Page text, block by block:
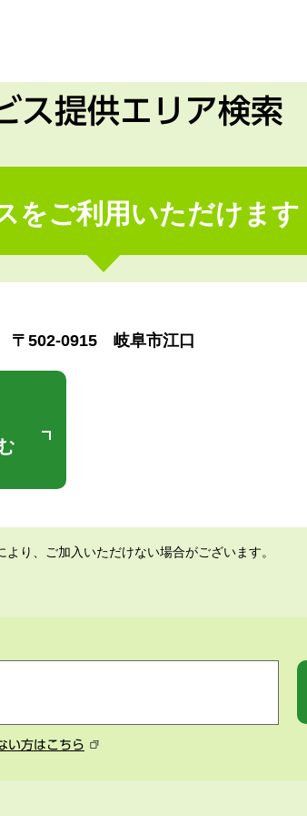
ス提供エリア検索
をご利用いただけます
〒502-0915 岐阜市江口
り、ご加入いただけない場合がございます。
い方はこちら